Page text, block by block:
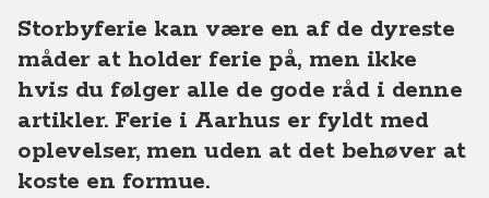
Storbyferie kan være en af de dyreste
måder at holder ferie på, men ikke
hvis du følger alle de gode råd i denne
artikler. Ferie i Aarhus er fyldt med
oplevelser, men uden at det behøver at
koste en formue.